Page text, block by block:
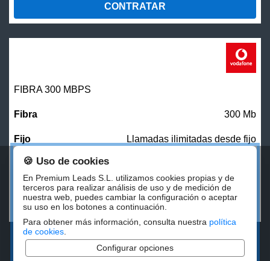
CONTRATAR
FIBRA 300 MBPS
300 Mb
Llamadas ilimitadas desde fijo
27,00 €/mes
CONTRATAR
🍪 Uso de cookies
En Premium Leads S.L. utilizamos cookies propias y de
terceros para realizar análisis de uso y de medición de
nuestra web, puedes cambiar la configuración o aceptar
su uso en los botones a continuación.
Para obtener más información, consulta nuestra política
de cookies
Configurar opciones